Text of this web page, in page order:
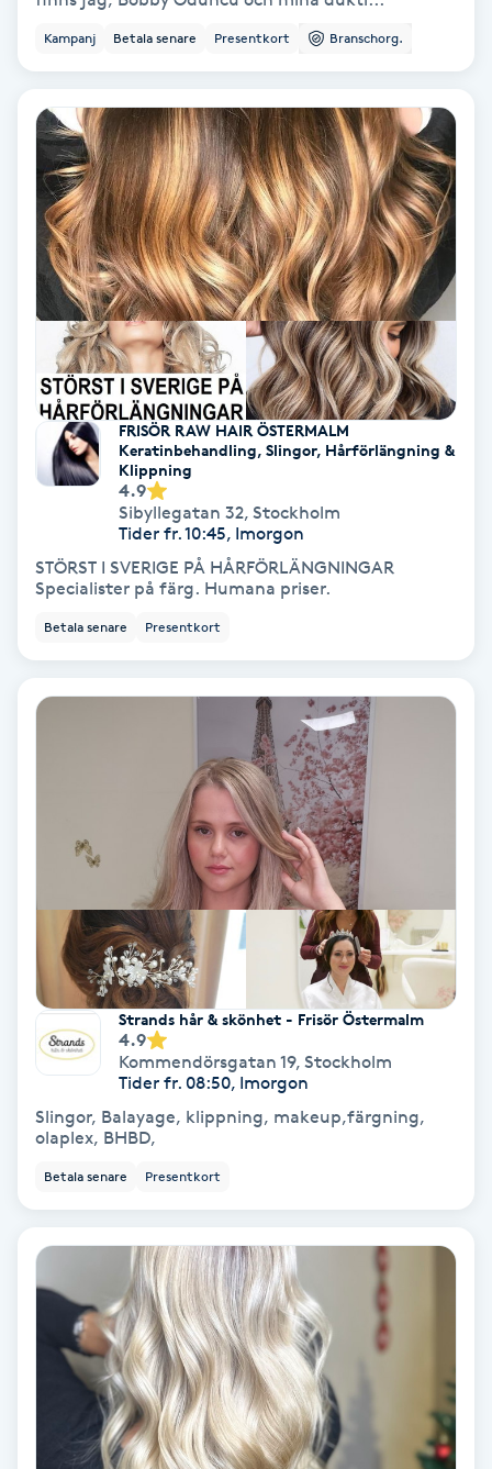
Babylights
Balayage
Bambumassage
Barber
Barnklippning
BIAB
Blowout
Brynformning
Brynfärgning
Coachning
Color correction
Cryoterapi
Damklippning
Dermapen
Diamantslipning
Enzympeeling
Kampanj Betala senare Presentkort Branschorg.
FRISÖR RAW HAIR ÖSTERMALM
Keratinbehandling, Slingor, Hårförlängning &
Klippning
4.9
Sibyllegatan 32, Stockholm
Tider fr. 10:45, Imorgon
STÖRST I SVERIGE PÅ HÅRFÖRLÄNGNINGAR
Specialister på färg. Humana priser.
Betala senare Presentkort
Strands hår & skönhet - Frisör Östermalm
4.9
Kommendörsgatan 19, Stockholm
Tider fr. 08:50, Imorgon
Slingor, Balayage, klippning, makeup,färgning,
olaplex, BHBD,
Betala senare Presentkort